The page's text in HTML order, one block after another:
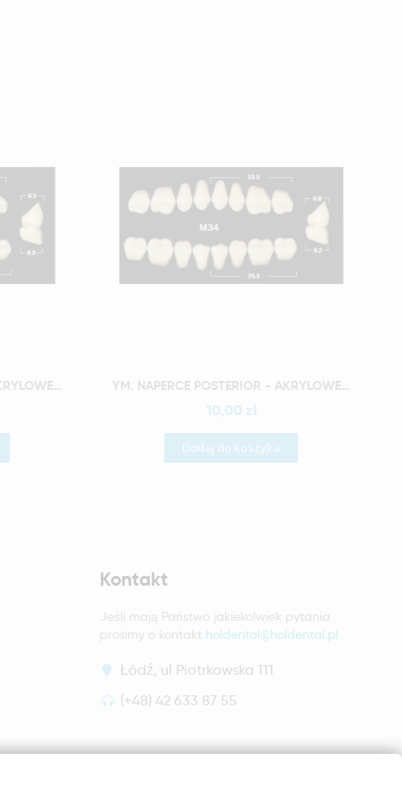
YM. NAPERCE POSTERIOR - AKRYLOWE ZĘBY SZTUCZNE - B2-M33G Szybki podgląd YM. NAPERCE POSTERIOR - AKRYLOWE ZĘBY SZTUCZNE - B2-M34G
10,00 zł
Dodaj do koszyka
Kontakt
Jeśli mają Państwo jakiekolwiek pytania
prosimy o kontakt holdental@holdental.pl
Łódź, ul Piotrkowska 111
(+48) 42 633 87 55